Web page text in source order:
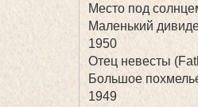
Место под
Маленький
1950
Отец невесты
Большое
1949